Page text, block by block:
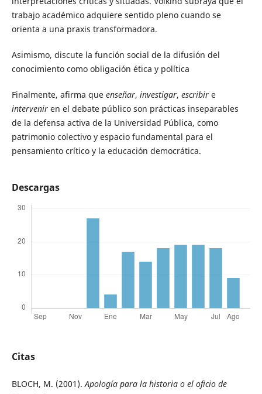
trabajo académico adquiere sentido pleno cuando se
orienta a una praxis transformadora.
Asimismo, discute la función social de la difusión del
conocimiento como obligación ética y política
Finalmente, afirma queenseñar, investigar, escribire
interveniren el debate público son prácticas inseparables
de la defensa activa de la Universidad Pública, como
patrimonio colectivo y espacio fundamental para el
pensamiento crítico y la educación democrática.
Descargas
Citas
BLOCH, M. (2001).Apología para la historia o el oficio de